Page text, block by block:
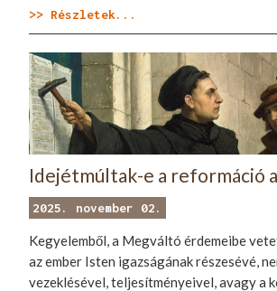
>> Részletek...
Idejétmúltak-e a reformáció
2025. november 02.
Kegyelemből, a Megváltó érdemeibe
az ember Isten igazságának részesévé,
vezeklésével, teljesítményeivel, avagy a